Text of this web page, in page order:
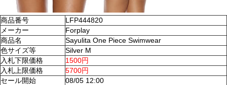
商品番号
LFP444820
メーカー
Forplay
商品名
Sayulita One Piece Swimwear
色サイズ等
Silver M
入札下限価格
1500円
入札上限価格
5700円
セール開始
08/05 12:00